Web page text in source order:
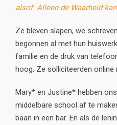
alsof. Alleen de Waarheid
Ze bleven slapen, we
begonnen al met hun
familie en de druk van
hoog. Ze solliciteerden online
Mary* en Justine* hebben
middelbare school af te
baan in een bar. En als de